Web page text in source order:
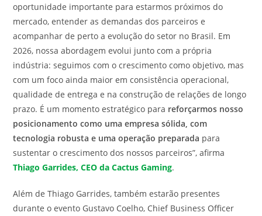
oportunidade importante para estarmos próximos do
mercado, entender as demandas dos parceiros e
acompanhar de perto a evolução do setor no Brasil. Em
2026, nossa abordagem evolui junto com a própria
indústria: seguimos com o crescimento como objetivo, mas
com um foco ainda maior em consistência operacional,
qualidade de entrega e na construção de relações de longo
prazo. É um momento estratégico para reforçarmos nosso
posicionamento como uma empresa sólida, com
tecnologia robusta e uma operação preparada para
sustentar o crescimento dos nossos parceiros”, afirma
Thiago Garrides, CEO da Cactus Gaming.
Além de Thiago Garrides, também estarão presentes
durante o evento Gustavo Coelho, Chief Business Officer